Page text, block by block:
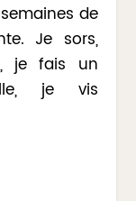
de
Je sors,
je fais un
je vis